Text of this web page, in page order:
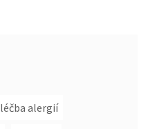
léčba alergií